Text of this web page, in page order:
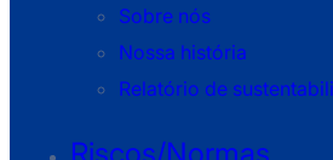
Sobre nós
Nossa história
Relatório de